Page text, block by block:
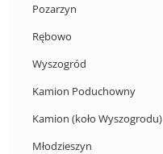
Pozarzyn
Rębowo
Wyszogród
Kamion Poduchowny
Kamion (koło Wyszogrodu)
Młodzieszyn